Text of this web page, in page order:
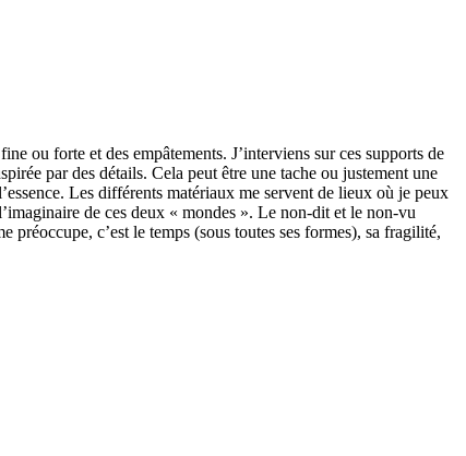
ou forte et des empâtements. J’interviens sur ces supports de
par des détails. Cela peut être une tache ou justement une
Les différents matériaux me servent de lieux où je peux
de ces deux « mondes ». Le non-dit et le non-vu
préoccupe, c’est le temps (sous toutes ses formes), sa fragilité,